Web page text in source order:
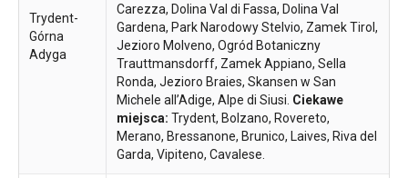
Trydent-
Górna
Adyga
Carezza, Dolina Val di Fassa, Dolina Val
Gardena, Park Narodowy Stelvio, Zamek Tirol,
Jezioro Molveno, Ogród Botaniczny
Trauttmansdorff, Zamek Appiano, Sella
Ronda, Jezioro Braies, Skansen w San
Michele all’Adige, Alpe di Siusi. Ciekawe
miejsca: Trydent, Bolzano, Rovereto,
Merano, Bressanone, Brunico, Laives, Riva del
Garda, Vipiteno, Cavalese.